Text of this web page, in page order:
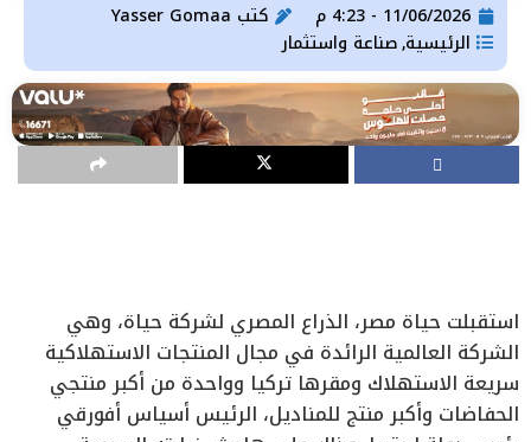
11/06/2026 - 4:23 م كتب
الرئيسية, صناعة واستثمار
استقبلت حياة مصر، الذراع المصري لشركة حياة، وهي
الشركة العالمية الرائدة في مجال المنتجات الاستهلاكية
سريعة الاستهلاك ومقرها تركيا وواحدة من أكبر منتجي
الحفاضات وأكبر منتج للمناديل، الرئيس أسياس أفورقي